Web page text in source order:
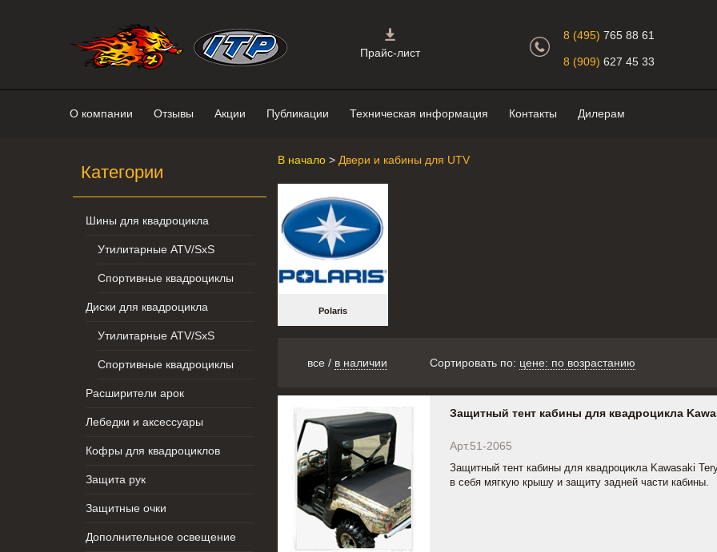
Прайс-лист
О компании Отзывы Акции Публикации Техническая информация Контакты Дилерам
Интернет-магазин "Поросенок". Главная страница. 8 (495) 765 88 61
8 (909) 627 45 33
Категории
Шины для квадроцикла
Утилитарные ATV/SxS
Спортивные квадроциклы
Диски для квадроцикла
Утилитарные ATV/SxS
Спортивные квадроциклы
Расширители арок
Лебедки и аксессуары
Кофры для квадроциклов
Защита рук
Защитные очки
Дополнительное освещение
В начало > Двери и кабины для UTV
Polaris
все / в наличии Сортировать по: цене: по возрастанию
Защитный тент кабины для квадроцикла
Арт.51-2065
Защитный тент кабины для квадроцикла Kawasaki
в себя мягкую крышу и защиту задней части кабины.